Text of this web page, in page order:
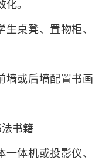
。
桌凳、置物柜、
墙或后墙配置书画
书籍
体机或投影仪、